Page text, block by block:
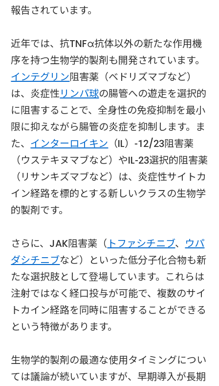
報告されています。
近年では、抗TNFα抗体以外の新たな作用機
序を持つ生物学的製剤も開発されています。
インテグリン阻害薬（ベドリズマブなど）
は、炎症性リンパ球の腸管への遊走を選択的
に阻害することで、全身性の免疫抑制を最小
限に抑えながら腸管の炎症を抑制します。ま
た、 インターロイキン （IL）-12/23阻害薬
（ウステキヌマブなど）やIL-23選択的阻害薬
（リサンキズマブなど）は、炎症性サイトカ
イン経路を標的とする新しいクラスの生物学
的製剤です。
さらに、JAK阻害薬（ トファシチニブ、 ウパ
ダシチニブなど）といった低分子化合物も新
たな選択肢として登場しています。これらは
注射ではなく経口投与が可能で、複数のサイ
トカイン経路を同時に阻害することができる
という特徴があります。
生物学的製剤の最適な使用タイミングについ
ては議論が続いていますが、早期導入が長期